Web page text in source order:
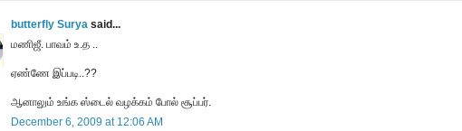
butterfly Surya said...
மணிஜீ. பாவம் உ.த ..
ஏண்ணே இப்படி..??
ஆனாலும் உங்க ஸ்டைல் வழக்கம் போல் சூப்பர்.
December 6, 2009 at 12:06 AM